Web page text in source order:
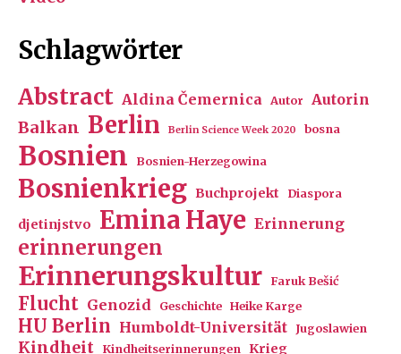
Schlagwörter
Abstract Aldina Čemernica Autor Autorin
Balkan Berlin Berlin Science Week 2020 bosna
Bosnien Bosnien-Herzegowina
Bosnienkrieg Buchprojekt Diaspora
djetinjstvo Emina Haye Erinnerung
erinnerungen
Erinnerungskultur Faruk Bešić
Flucht Genozid Geschichte Heike Karge
HU Berlin Humboldt-Universität Jugoslawien
Kindheit Kindheitserinnerungen Krieg